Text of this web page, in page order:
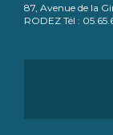
87, Avenue de la
RODEZ Tél :